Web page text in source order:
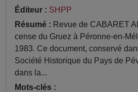
Éditeur : SHPP
Résumé : Revue de CABARET
cense du Gruez à Péronne-en-
1983. Ce document, conservé
Société Historique du Pays de
dans la...
Mots-clés :